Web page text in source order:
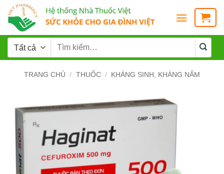
TRANG CHỦ / THUỐC / KHÁNG SINH, KHÁNG NẤM